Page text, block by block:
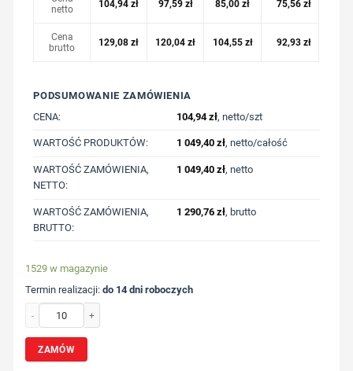
netto
104,94zł 97,59 zł 85,00zł 75,56zł
Cena
brutto
129,08zł 120,04zł 104,55 zł 92,93zł
PODSUMOWANIE ZAMÓWIENIA
CENA:
104,94zł, netto/szt
WARTOŚĆ PRODUKTÓW: 1 049,40 zł, netto/całość
WARTOŚĆ ZAMÓWIENIA,
NETTO:
1 049,40 zł, netto
WARTOŚĆ ZAMÓWIENIA,
BRUTTO:
1 290,76 zł, brutto
1529 w magazynie
Termin realizacji:do 14 dni roboczych
ZAMÓW